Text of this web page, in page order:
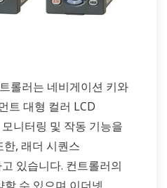
롤러는 네비게이션 키와
트 대형 컬러 LCD
니터링 및 작동 기능을
, 래더 시퀀스
있습니다. 컨트롤러의